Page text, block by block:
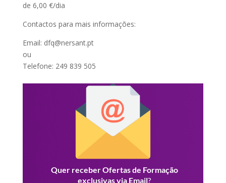
de 6,00 €/dia
Contactos para mais informações:
Email: dfq@nersant.pt
ou
Telefone: 249 839 505